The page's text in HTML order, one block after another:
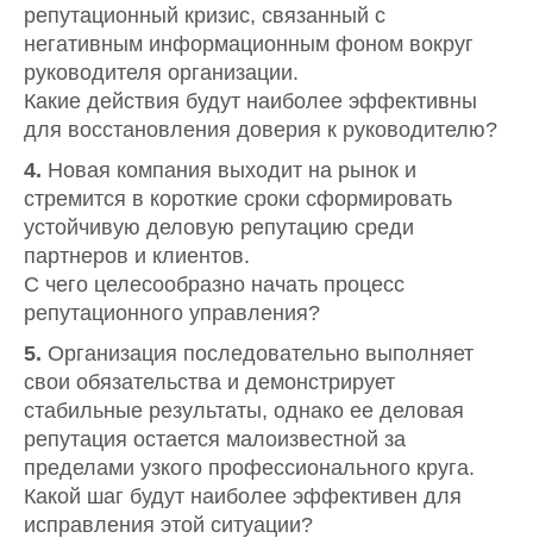
репутационный кризис, связанный с
негативным информационным фоном вокруг
руководителя организации.
Какие действия будут наиболее эффективны
для восстановления доверия к руководителю?
4. Новая компания выходит на рынок и
стремится в короткие сроки сформировать
устойчивую деловую репутацию среди
партнеров и клиентов.
С чего целесообразно начать процесс
репутационного управления?
5. Организация последовательно выполняет
свои обязательства и демонстрирует
стабильные результаты, однако ее деловая
репутация остается малоизвестной за
пределами узкого профессионального круга.
Какой шаг будут наиболее эффективен для
исправления этой ситуации?